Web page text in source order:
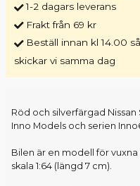
1-2 dagars leverans
Frakt från 69 kr
Beställ innan kl 14.00 så
skickar vi samma dag
Röd och silverfärgad Nissan
Inno Models och serien
Bilen är en modell för
skala 1:64 (längd 7 cm).